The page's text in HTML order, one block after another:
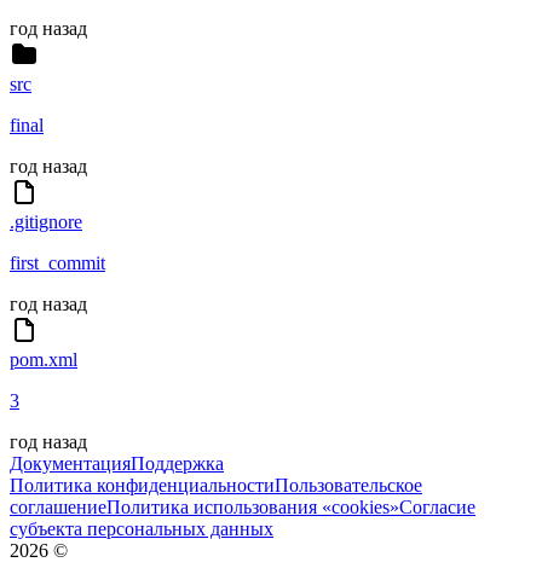
год назад
src
final
год назад
.gitignore
first_commit
год назад
pom.xml
3
год назад
ДокументацияПоддержка
Политика конфиденциальностиПользовательское
соглашениеПолитика использования «cookies»Согласие
субъекта персональных данных
2026 ©